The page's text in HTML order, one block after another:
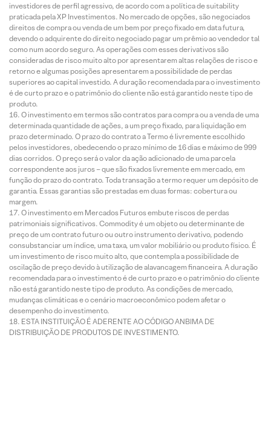
investidores de perfil agressivo, de acordo com a política de suitability
praticada pela XP Investimentos. No mercado de opções, são negociados
direitos de compra ou venda de um bem por preço fixado em data futura,
devendo o adquirente do direito negociado pagar um prêmio ao vendedor tal
como num acordo seguro. As operações com esses derivativos são
consideradas de risco muito alto por apresentarem altas relações de risco e
retorno e algumas posições apresentarem a possibilidade de perdas
superiores ao capital investido. A duração recomendada para o investimento
é de curto prazo e o patrimônio do cliente não está garantido neste tipo de
produto.
O investimento em termos são contratos para compra ou a venda de uma
determinada quantidade de ações, a um preço fixado, para liquidação em
prazo determinado. O prazo do contrato a Termo é livremente escolhido
pelos investidores, obedecendo o prazo mínimo de 16 dias e máximo de 999
dias corridos. O preço será o valor da ação adicionado de uma parcela
correspondente aos juros – que são fixados livremente em mercado, em
função do prazo do contrato. Toda transação a termo requer um depósito de
garantia. Essas garantias são prestadas em duas formas: cobertura ou
margem.
O investimento em Mercados Futuros embute riscos de perdas
patrimoniais significativos. Commodity é um objeto ou determinante de
preço de um contrato futuro ou outro instrumento derivativo, podendo
consubstanciar um índice, uma taxa, um valor mobiliário ou produto físico. É
um investimento de risco muito alto, que contempla a possibilidade de
oscilação de preço devido à utilização de alavancagem financeira. A duração
recomendada para o investimento é de curto prazo e o patrimônio do cliente
não está garantido neste tipo de produto. As condições de mercado,
mudanças climáticas e o cenário macroeconômico podem afetar o
desempenho do investimento.
ESTA INSTITUIÇÃO É ADERENTE AO CÓDIGO ANBIMA DE
DISTRIBUIÇÃO DE PRODUTOS DE INVESTIMENTO.